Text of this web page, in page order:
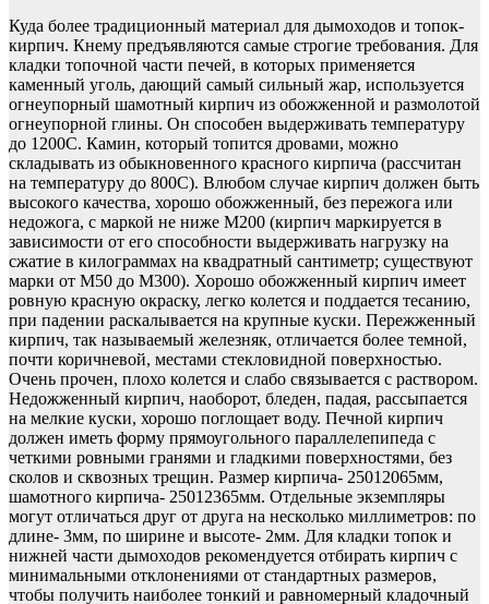
Куда более традиционный материал для дымоходов и топок-
кирпич. Кнему предъявляются самые строгие требования. Для
кладки топочной части печей, в которых применяется
каменный уголь, дающий самый сильный жар, используется
огнеупорный шамотный кирпич из обожженной и размолотой
огнеупорной глины. Он способен выдерживать температуру
до 1200С. Камин, который топится дровами, можно
складывать из обыкновенного красного кирпича (рассчитан
на температуру до 800С). Влюбом случае кирпич должен быть
высокого качества, хорошо обожженный, без пережога или
недожога, с маркой не ниже М200 (кирпич маркируется в
зависимости от его способности выдерживать нагрузку на
сжатие в килограммах на квадратный сантиметр; существуют
марки от М50 до М300). Хорошо обожженный кирпич имеет
ровную красную окраску, легко колется и поддается тесанию,
при падении раскалывается на крупные куски. Пережженный
кирпич, так называемый железняк, отличается более темной,
почти коричневой, местами стекловидной поверхностью.
Очень прочен, плохо колется и слабо связывается с раствором.
Недожженный кирпич, наоборот, бледен, падая, рассыпается
на мелкие куски, хорошо поглощает воду. Печной кирпич
должен иметь форму прямоугольного параллелепипеда с
четкими ровными гранями и гладкими поверхностями, без
сколов и сквозных трещин. Размер кирпича- 25012065мм,
шамотного кирпича- 25012365мм. Отдельные экземпляры
могут отличаться друг от друга на несколько миллиметров: по
длине- 3мм, по ширине и высоте- 2мм. Для кладки топок и
нижней части дымоходов рекомендуется отбирать кирпич с
минимальными отклонениями от стандартных размеров,
чтобы получить наиболее тонкий и равномерный кладочный